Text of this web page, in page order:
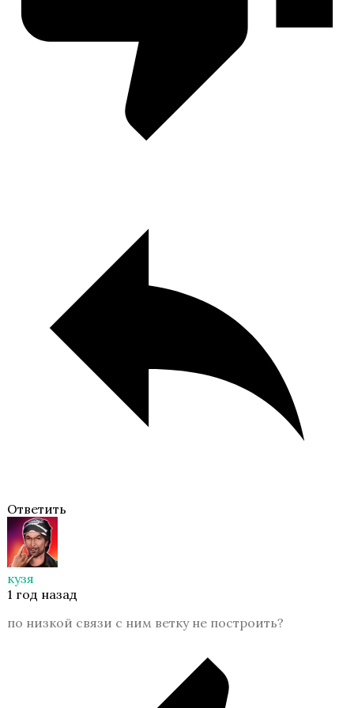
Ответить
кузя
1 год назад
по низкой связи с ним ветку не построить?